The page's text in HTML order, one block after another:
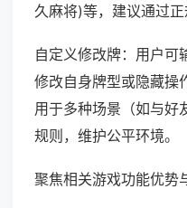
久麻将)等，建议通过正
自定义修改牌：用户可
修改自身牌型或隐藏操
用于多种场景（如与好
规则，维护公平环境。
聚焦相关游戏功能优势